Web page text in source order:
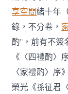
享空間緒十年
錄，不分卷，
酌”，前有不
《〈四禮酌〉
〈家禮酌〉序
榮光《孫征君